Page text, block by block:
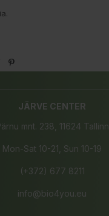
JÄRVE CENTER
mnt. 238, 11624 Tallinn
Mon-Sat 10-21, Sun 10-19
(+372) 677 8211
info@bio4you.eu